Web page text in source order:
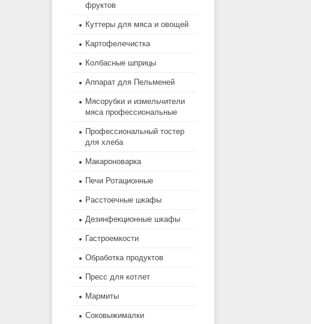
фруктов
Куттеры для мяса и овощей
Картофелечистка
Колбасные шприцы
Аппарат для Пельменей
Мясорубки и измельчители
мяса профессиональные
Профессиональный тостер
для хлеба
Макароноварка
Печи Ротационные
Расстоечные шкафы
Дезинфекционные шкафы
Гастроемкости
Обработка продуктов
Пресс для котлет
Мармиты
Соковыжималки